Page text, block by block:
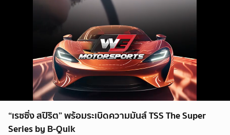
“เรซซิ่ง สปิริต” พร้อมระเบิดความมันส์ TSS The Super
Series by B-Quik